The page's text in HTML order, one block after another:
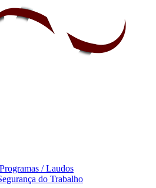
/ Laudos
do Trabalho